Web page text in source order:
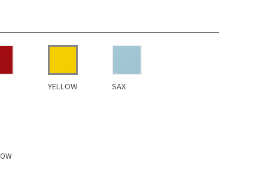
YELLOW SAX